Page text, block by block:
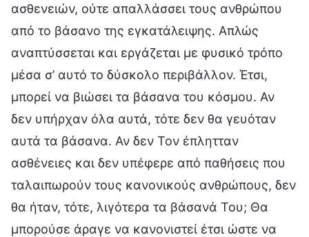
ασθενειών, ούτε απαλλάσσει τους ανθρώπου
από το βάσανο της εγκατάλειψης. Απλώς
αναπτύσσεται και εργάζεται με φυσικό τρόπο
μέσα σ’ αυτό το δύσκολο περιβάλλον. Έτσι,
μπορεί να βιώσει τα βάσανα του κόσμου. Αν
δεν υπήρχαν όλα αυτά, τότε δεν θα γευόταν
αυτά τα βάσανα. Αν δεν Τον έπλητταν
ασθένειες και δεν υπέφερε από παθήσεις που
ταλαιπωρούν τους κανονικούς ανθρώπους, δεν
θα ήταν, τότε, λιγότερα τα βάσανά Του; Θα
μπορούσε άραγε να κανονιστεί έτσι ώστε να